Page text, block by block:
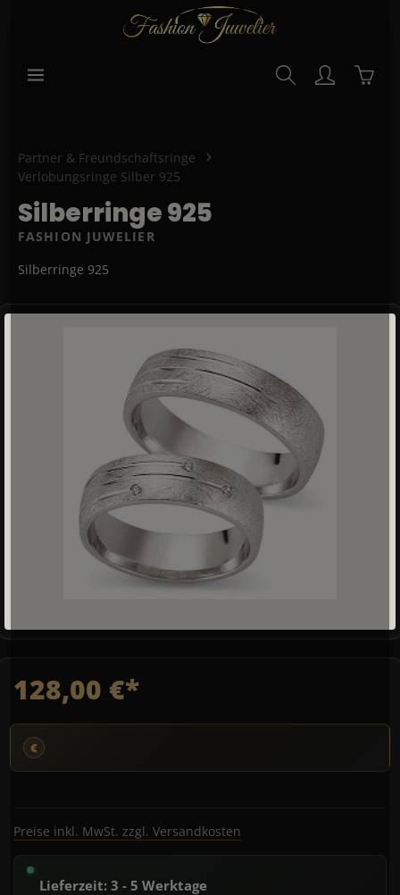
Partner & Freundschaftsringe
Verlobungsringe Silber 925
Silberringe 925
FASHION JUWELIER
Silberringe 925
Bildergalerie überspringen
128,00 €*
Preise inkl. MwSt. zzgl. Versandkosten
Lieferzeit: 3 - 5 Werktage